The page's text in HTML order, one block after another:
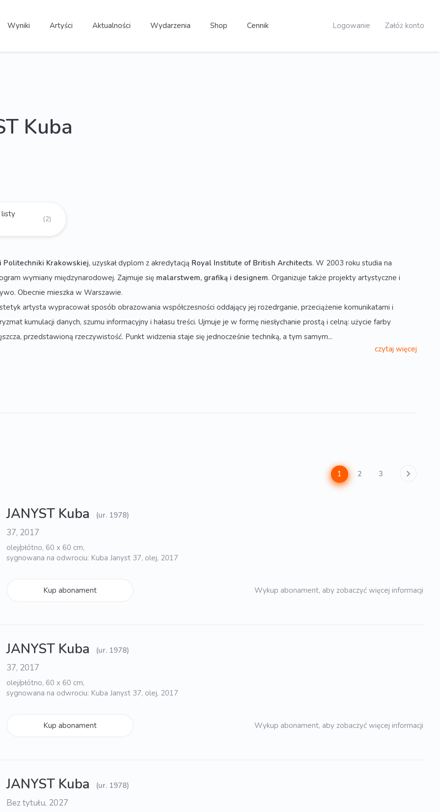
Wyniki Artyści Aktualności Wydarzenia Shop Cennik Logowanie Załóż konto
Kuba
listy
(2)
Krakowskiej, uzyskał dyplom z akredytacją Royal Institute of British Architects. W 2003 roku studia na
wymiany międzynarodowej. Zajmuje się malarstwem, grafiką i designem. Organizuje także projekty artystyczne i
Obecnie mieszka w Warszawie.
artysta wypracował sposób obrazowania współczesności oddający jej rozedrganie, przeciążenie komunikatami i
kumulacji danych, szumu informacyjny i hałasu treści. Ujmuje je w formę niesłychanie prostą i celną: użycie farby
przedstawioną rzeczywistość. Punkt widzenia staje się jednocześnie techniką, a tym samym...
czytaj więcej
1 2 3
JANYST Kuba (ur. 1978)
37, 2017
olej/płótno, 60 x 60 cm,
sygnowana na odwrociu: Kuba Janyst 37, olej, 2017
Kup abonament Wykup abonament, aby zobaczyć więcej informacji
JANYST Kuba (ur. 1978)
37, 2017
olej/płótno, 60 x 60 cm,
sygnowana na odwrociu: Kuba Janyst 37, olej, 2017
Kup abonament Wykup abonament, aby zobaczyć więcej informacji
JANYST Kuba (ur. 1978)
Bez tytułu, 2027